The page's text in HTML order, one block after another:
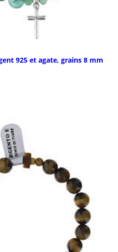
925 et agate, grains 8 mm